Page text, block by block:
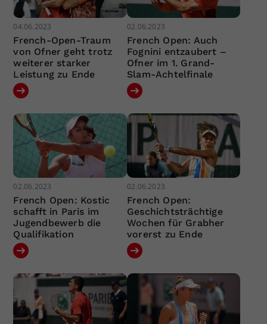
04.06.2023
French-Open-Traum
von Ofner geht trotz
weiterer starker
Leistung zu Ende
02.06.2023
French Open: Auch
Fognini entzaubert –
Ofner im 1. Grand-
Slam-Achtelfinale
02.06.2023
French Open: Kostic
schafft in Paris im
Jugendbewerb die
Qualifikation
02.06.2023
French Open:
Geschichtsträchtige
Wochen für Grabher
vorerst zu Ende